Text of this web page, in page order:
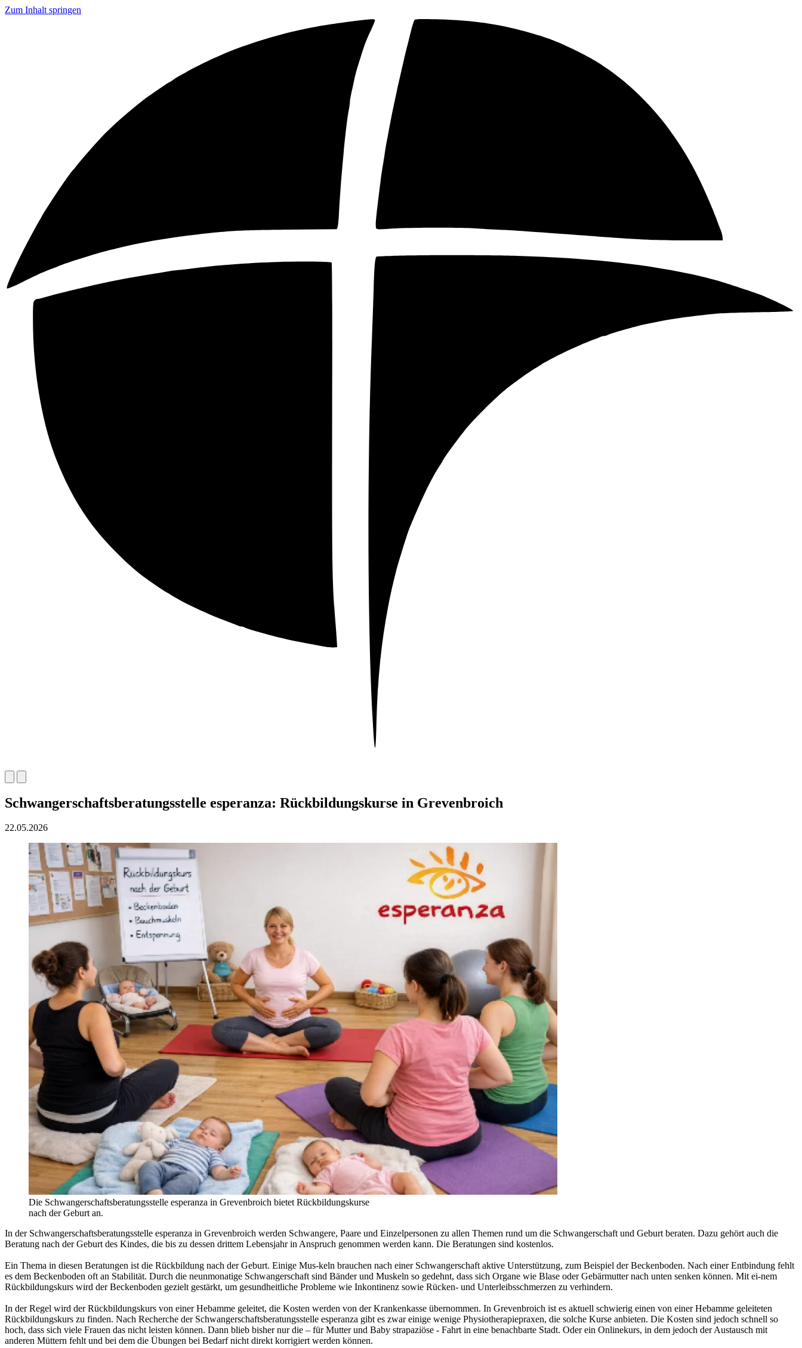
Zum Inhalt springen
Schwangerschaftsberatungsstelle esperanza: Rückbildungskurse in Grevenbroich
22.05.2026
Die Schwangerschaftsberatungsstelle esperanza in Grevenbroich bietet Rückbildungskurse
nach der Geburt an.
In der Schwangerschaftsberatungsstelle esperanza in Grevenbroich werden Schwangere, Paare und Einzelpersonen zu allen Themen rund um die Schwangerschaft und Geburt beraten. Dazu gehört auch die
Beratung nach der Geburt des Kindes, die bis zu dessen drittem Lebensjahr in Anspruch genommen werden kann. Die Beratungen sind kostenlos.
Ein Thema in diesen Beratungen ist die Rückbildung nach der Geburt. Einige Mus-keln brauchen nach einer Schwangerschaft aktive Unterstützung, zum Beispiel der Beckenboden. Nach einer Entbindung fehlt
es dem Beckenboden oft an Stabilität. Durch die neunmonatige Schwangerschaft sind Bänder und Muskeln so gedehnt, dass sich Organe wie Blase oder Gebärmutter nach unten senken können. Mit ei-nem
Rückbildungskurs wird der Beckenboden gezielt gestärkt, um gesundheitliche Probleme wie Inkontinenz sowie Rücken- und Unterleibsschmerzen zu verhindern.
In der Regel wird der Rückbildungskurs von einer Hebamme geleitet, die Kosten werden von der Krankenkasse übernommen. In Grevenbroich ist es aktuell schwierig einen von einer Hebamme geleiteten
Rückbildungskurs zu finden. Nach Recherche der Schwangerschaftsberatungsstelle esperanza gibt es zwar einige wenige Physiotherapiepraxen, die solche Kurse anbieten. Die Kosten sind jedoch schnell so
hoch, dass sich viele Frauen das nicht leisten können. Dann blieb bisher nur die – für Mutter und Baby strapaziöse - Fahrt in eine benachbarte Stadt. Oder ein Onlinekurs, in dem jedoch der Austausch mit
anderen Müttern fehlt und bei dem die Übungen bei Bedarf nicht direkt korrigiert werden können.